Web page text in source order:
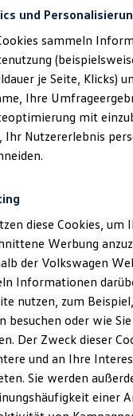
Versicherung
Class bei
Gewinn
Tutorials
der ID.
im Winter
unterwegs
Zuhause
finden
und Lebensdauer
die Inhalte auf dieser Seite
GmbH ( Impressum &
4, 65779 Kelkheim
Donnerstag 07:00-
und
sammeln
je Seite, Klicks)
Ihre
mit
Ihr Nutzererlebnis
diese Cookies, um
Werbung
der Volkswagen
Informationen
nutzen, zum
besuchen oder wie
Der Zweck dieser
und an Ihre
Sie werden
einer